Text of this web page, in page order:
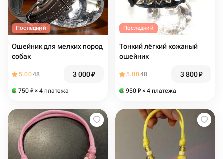
Последний
Ошейник для мелких пород
собак
5.0048 3 000₽
750 ₽ × 4 платежа
Последний
Тонкий лёгкий кожаный
ошейник
5.0048 3 800₽
950 ₽ × 4 платежа